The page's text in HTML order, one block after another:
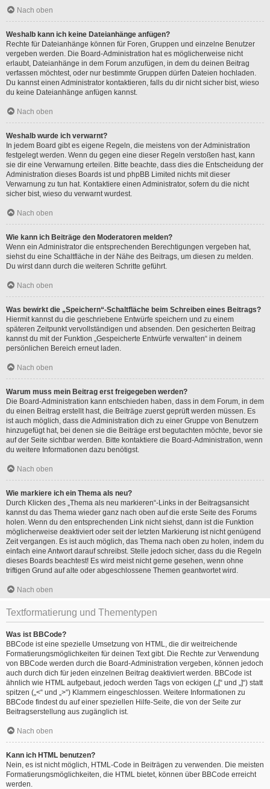
Nach oben
Weshalb kann ich keine Dateianhänge anfügen?
Rechte für Dateianhänge können für Foren, Gruppen und einzelne Benutzer
vergeben werden. Die Board-Administration hat es möglicherweise nicht
erlaubt, Dateianhänge in dem Forum anzufügen, in dem du deinen Beitrag
verfassen möchtest, oder nur bestimmte Gruppen dürfen Dateien hochladen.
Du kannst einen Administrator kontaktieren, falls du dir nicht sicher bist, wieso
du keine Dateianhänge anfügen kannst.
Nach oben
Weshalb wurde ich verwarnt?
In jedem Board gibt es eigene Regeln, die meistens von der Administration
festgelegt werden. Wenn du gegen eine dieser Regeln verstoßen hast, kann
sie dir eine Verwarnung erteilen. Bitte beachte, dass dies die Entscheidung der
Administration dieses Boards ist und phpBB Limited nichts mit dieser
Verwarnung zu tun hat. Kontaktiere einen Administrator, sofern du die nicht
sicher bist, wieso du verwarnt wurdest.
Nach oben
Wie kann ich Beiträge den Moderatoren melden?
Wenn ein Administrator die entsprechenden Berechtigungen vergeben hat,
siehst du eine Schaltfläche in der Nähe des Beitrags, um diesen zu melden.
Du wirst dann durch die weiteren Schritte geführt.
Nach oben
Was bewirkt die „Speichern“-Schaltfläche beim Schreiben eines Beitrags?
Hiermit kannst du die geschriebene Entwürfe speichern und zu einem
späteren Zeitpunkt vervollständigen und absenden. Den gesicherten Beitrag
kannst du mit der Funktion „Gespeicherte Entwürfe verwalten“ in deinem
persönlichen Bereich erneut laden.
Nach oben
Warum muss mein Beitrag erst freigegeben werden?
Die Board-Administration kann entschieden haben, dass in dem Forum, in dem
du einen Beitrag erstellt hast, die Beiträge zuerst geprüft werden müssen. Es
ist auch möglich, dass die Administration dich zu einer Gruppe von Benutzern
hinzugefügt hat, bei denen sie die Beiträge erst begutachten möchte, bevor sie
auf der Seite sichtbar werden. Bitte kontaktiere die Board-Administration, wenn
du weitere Informationen dazu benötigst.
Nach oben
Wie markiere ich ein Thema als neu?
Durch Klicken des „Thema als neu markieren“-Links in der Beitragsansicht
kannst du das Thema wieder ganz nach oben auf die erste Seite des Forums
holen. Wenn du den entsprechenden Link nicht siehst, dann ist die Funktion
möglicherweise deaktiviert oder seit der letzten Markierung ist nicht genügend
Zeit vergangen. Es ist auch möglich, das Thema nach oben zu holen, indem du
einfach eine Antwort darauf schreibst. Stelle jedoch sicher, dass du die Regeln
dieses Boards beachtest! Es wird meist nicht gerne gesehen, wenn ohne
triftigen Grund auf alte oder abgeschlossene Themen geantwortet wird.
Nach oben
Textformatierung und Thementypen
Was ist BBCode?
BBCode ist eine spezielle Umsetzung von HTML, die dir weitreichende
Formatierungsmöglichkeiten für deinen Text gibt. Die Rechte zur Verwendung
von BBCode werden durch die Board-Administration vergeben, können jedoch
auch durch dich für jeden einzelnen Beitrag deaktiviert werden. BBCode ist
ähnlich wie HTML aufgebaut, jedoch werden Tags von eckigen („[“ und „]“) statt
spitzen („<“ und „>“) Klammern eingeschlossen. Weitere Informationen zu
BBCode findest du auf einer speziellen Hilfe-Seite, die von der Seite zur
Beitragserstellung aus zugänglich ist.
Nach oben
Kann ich HTML benutzen?
Nein, es ist nicht möglich, HTML-Code in Beiträgen zu verwenden. Die meisten
Formatierungsmöglichkeiten, die HTML bietet, können über BBCode erreicht
werden.